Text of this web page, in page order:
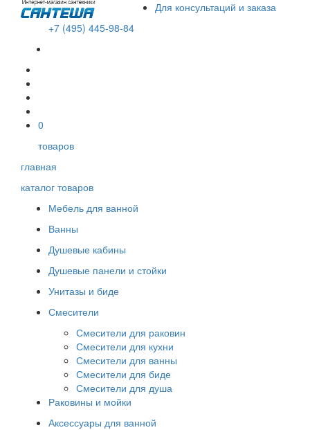
Для консультаций и заказа
+7 (495) 445-98-84
0
товаров
главная
каталог товаров
Мебель для ванной
Ванны
Душевые кабины
Душевые панели и стойки
Унитазы и биде
Смесители
Смесители для раковин
Смесители для кухни
Смесители для ванны
Смесители для биде
Смесители для душа
Раковины и мойки
Аксессуары для ванной